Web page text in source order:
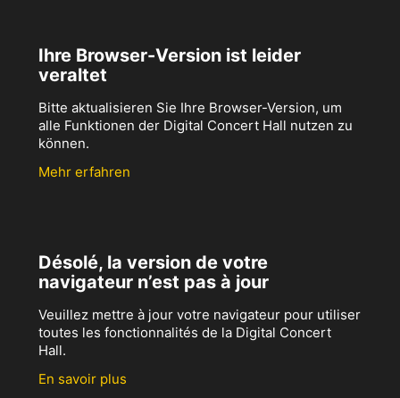
Ihre Browser-Version ist leider
veraltet
Bitte aktualisieren Sie Ihre Browser-Version, um
alle Funktionen der Digital Concert Hall nutzen zu
können.
Mehr erfahren
Désolé, la version de votre
navigateur n’est pas à jour
Veuillez mettre à jour votre navigateur pour utiliser
toutes les fonctionnalités de la Digital Concert
Hall.
En savoir plus